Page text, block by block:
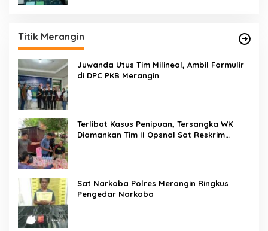
Titik Merangin
Juwanda Utus Tim Milineal, Ambil Formulir
di DPC PKB Merangin
Terlibat Kasus Penipuan, Tersangka WK
Diamankan Tim II Opsnal Sat Reskrim
Sat Narkoba Polres Merangin Ringkus
Pengedar Narkoba